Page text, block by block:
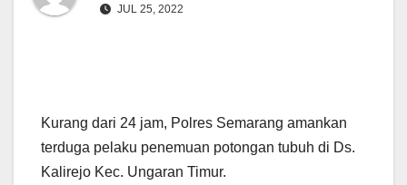
JUL 25, 2022
Kurang dari 24 jam, Polres Semarang amankan
terduga pelaku penemuan potongan tubuh di Ds.
Kalirejo Kec. Ungaran Timur.